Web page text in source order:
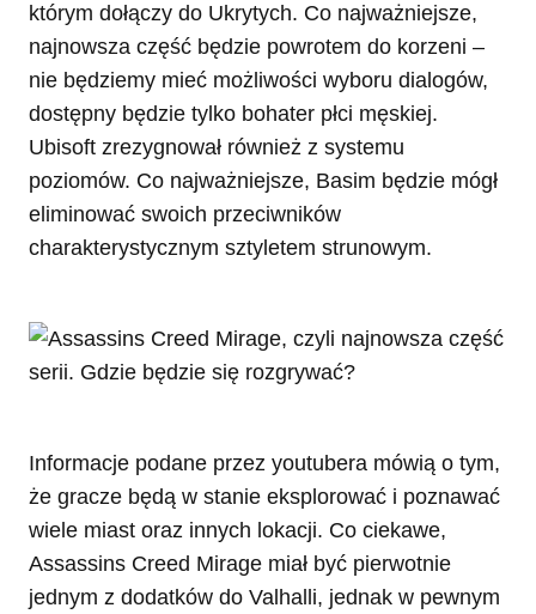
którym dołączy do Ukrytych. Co najważniejsze,
najnowsza część będzie powrotem do korzeni –
nie będziemy mieć możliwości wyboru dialogów,
dostępny będzie tylko bohater płci męskiej.
Ubisoft zrezygnował również z systemu
poziomów. Co najważniejsze, Basim będzie mógł
eliminować swoich przeciwników
charakterystycznym sztyletem strunowym.
Informacje podane przez youtubera mówią o tym,
że gracze będą w stanie eksplorować i poznawać
wiele miast oraz innych lokacji. Co ciekawe,
Assassins Creed Mirage miał być pierwotnie
jednym z dodatków do Valhalli, jednak w pewnym